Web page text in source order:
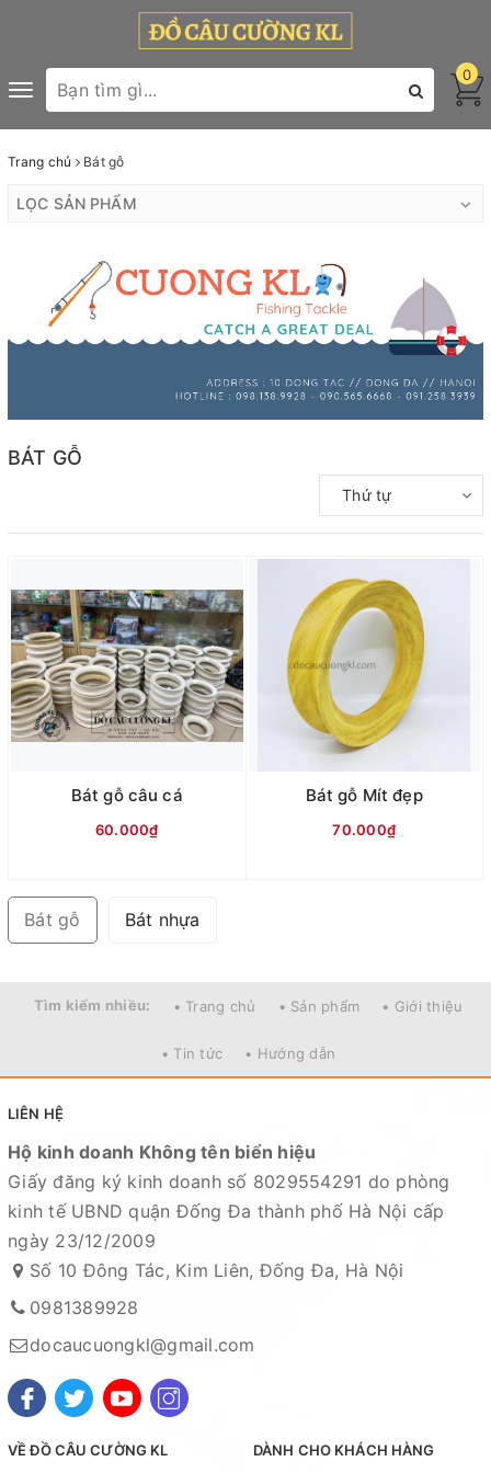
Toggle
navigation
0
Trang chủ Bát gỗ
LỌC SẢN PHẨM
BÁT GỖ
Thứ tự
Bát gỗ câu cá
60.000₫
Bát gỗ Mít đẹp
70.000₫
Bát gỗ Bát nhựa
Tìm kiếm nhiều: • Trang chủ • Sản phẩm • Giới thiệu
• Tin tức • Hướng dẫn
LIÊN HỆ
Hộ kinh doanh Không tên biển hiệu
Giấy đăng ký kinh doanh số 8029554291 do phòng
kinh tế UBND quận Đống Đa thành phố Hà Nội cấp
ngày 23/12/2009
Số 10 Đông Tác, Kim Liên, Đống Đa, Hà Nội
0981389928
docaucuongkl@gmail.com
VỀ ĐỒ CÂU CƯỜNG KL DÀNH CHO KHÁCH HÀNG